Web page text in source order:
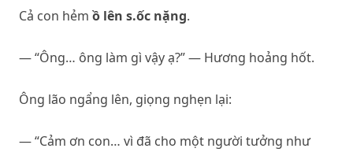
Cả con hẻm ồ lên s.ốc nặng.
— “Ông… ông làm gì vậy ạ?” — Hương hoảng hốt.
Ông lão ngẩng lên, giọng nghẹn lại:
— “Cảm ơn con… vì đã cho một người tưởng như